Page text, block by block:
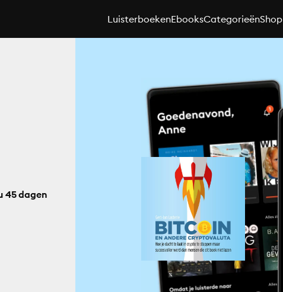
LuisterboekenEbooksCategorieënShop
45 dagen